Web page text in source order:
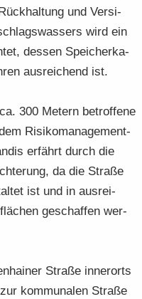
und Ver­si­
wird ein
des­sen Spei­cher­ka­
aus­rei­chend ist.
300 Me­tern be­trof­fe­ne
Ri­si­ko­ma­nage­ment­
er­fährt durch die
da die Stra­ße
ist und in aus­rei­
ge­schaf­fen wer­
Stra­ße in­ner­orts
kom­mu­na­len Stra­ße